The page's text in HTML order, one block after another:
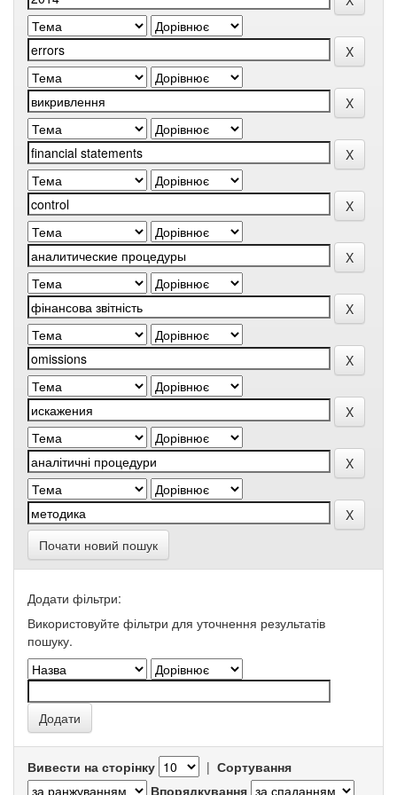
Почати новий пошук
Додати фільтри:
Використовуйте фільтри для уточнення результатів
пошуку.
Вивести на сторінку | Сортування
Впорядкування